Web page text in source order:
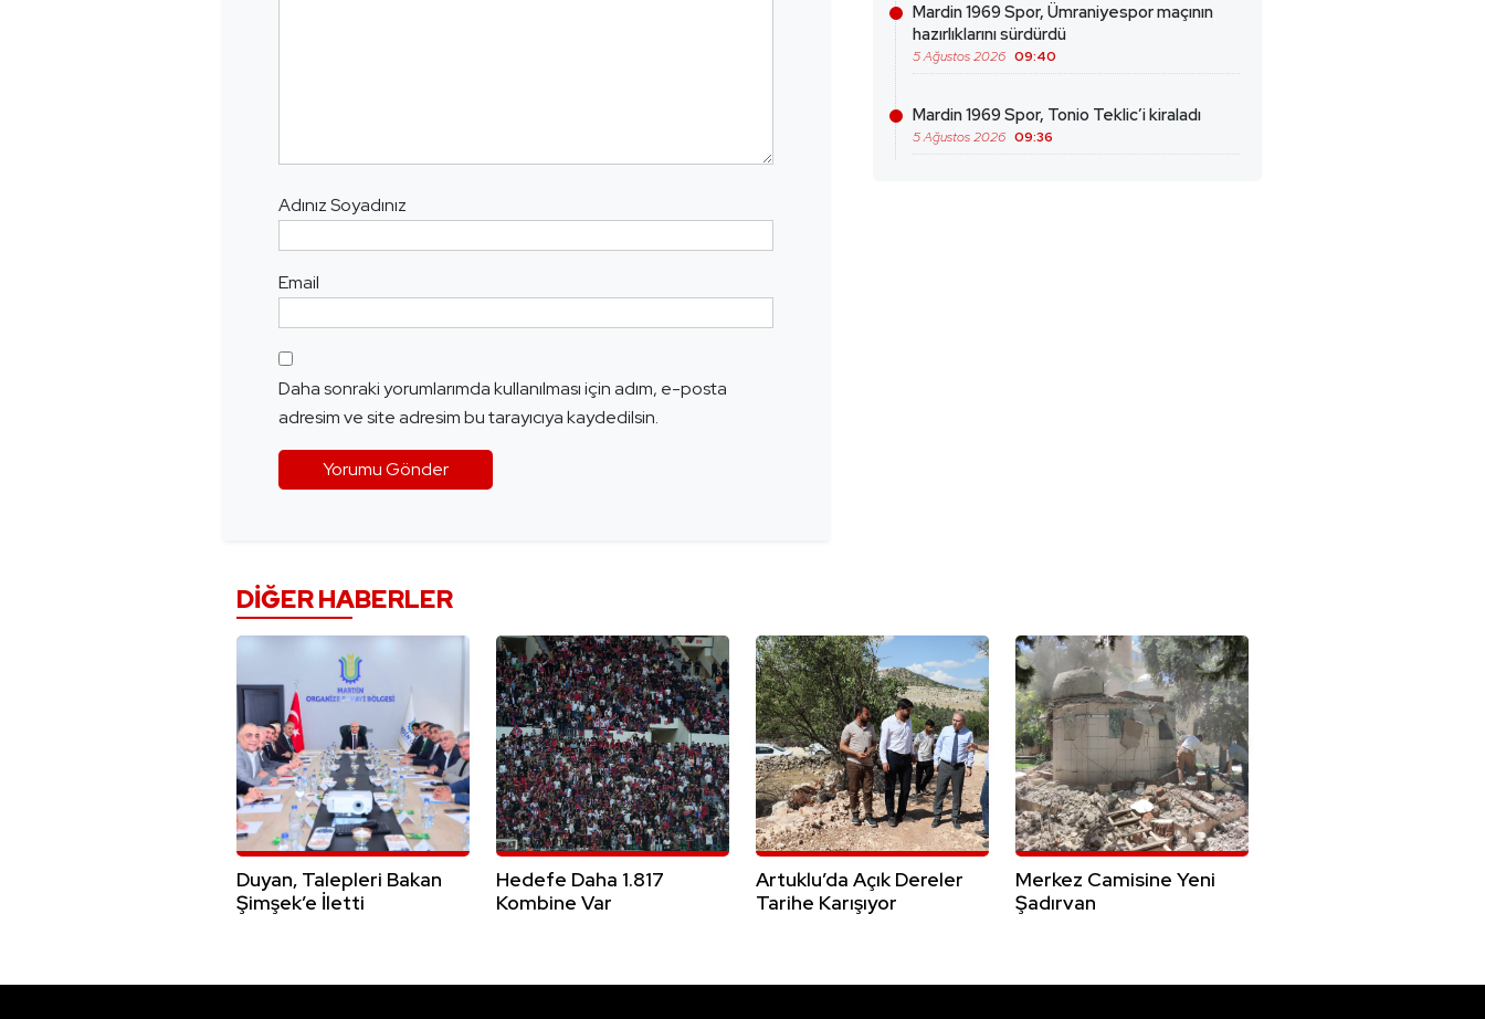
Adınız Soyadınız
Email
Daha sonraki yorumlarımda kullanılması için adım, e-posta
adresim ve site adresim bu tarayıcıya kaydedilsin.
Mardin 1969 Spor, Ümraniyespor maçının
hazırlıklarını sürdürdü
5 Ağustos 2026 09:40
Mardin 1969 Spor, Tonio Teklic’i kiraladı
5 Ağustos 2026 09:36
DIĞER HABERLER
Duyan, Talepleri Bakan
Şimşek’e İletti
Hedefe Daha 1.817
Kombine Var
Artuklu’da Açık Dereler
Tarihe Karışıyor
Merkez Camisine Yeni
Şadırvan